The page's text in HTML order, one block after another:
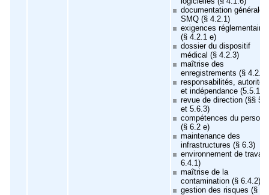
documentation générale
SMQ (§ 4.2.1)
exigences
(§ 4.2.1 e)
dossier du dispositif
médical (§ 4.2.3)
maîtrise des
enregistrements (§ 4.2.4)
responsabilités, autorités
et indépendance (5.5.1)
revue de direction (§§
et 5.6.3)
compétences du
(§ 6.2 e)
maintenance des
infrastructures (§ 6.3)
environnement de travail
6.4.1)
maîtrise de la
contamination (§ 6.4.2)
gestion des risques (§